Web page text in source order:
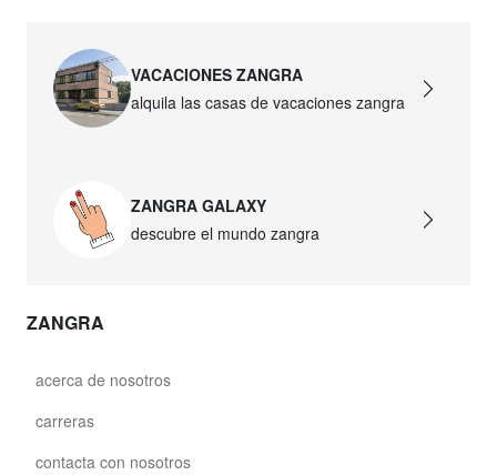
VACACIONES ZANGRA
alquila las casas de vacaciones zangra
ZANGRA GALAXY
descubre el mundo zangra
ZANGRA
acerca de nosotros
carreras
contacta con nosotros